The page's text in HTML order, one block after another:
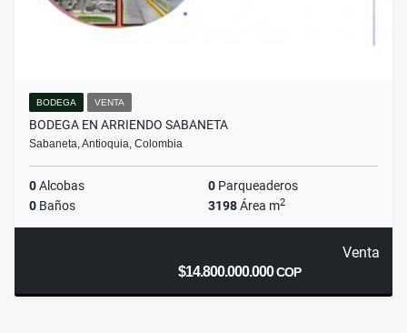
BODEGA VENTA
BODEGA EN ARRIENDO SABANETA
Sabaneta, Antioquia, Colombia
0Alcobas 0 Parqueaderos
0 Baños 3198Área m2
Venta
$14.800.000.000COP